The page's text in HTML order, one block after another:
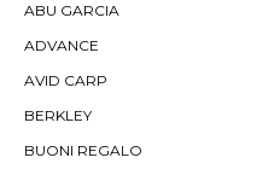
ABU GARCIA
ADVANCE
AVID CARP
BERKLEY
BUONI REGALO